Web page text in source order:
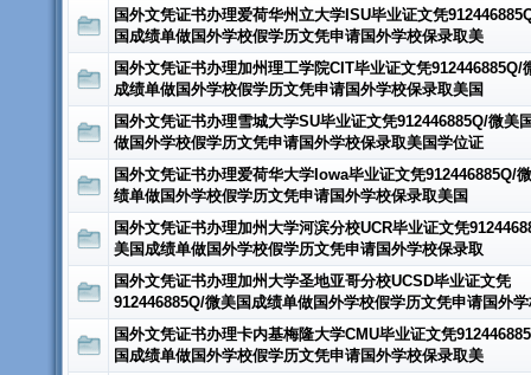
国外文凭证书办理爱荷华州立大学ISU毕业证文凭
国成绩单做国外学校假学历文凭申请国外学校保录取美
国外文凭证书办理加州理工学院CIT毕业证文凭912446885Q/
成绩单做国外学校假学历文凭申请国外学校保录取美国
国外文凭证书办理雪城大学SU毕业证文凭912446885Q/微美
做国外学校假学历文凭申请国外学校保录取美国学位证
国外文凭证书办理爱荷华大学Iowa毕业证文凭912446885Q/
绩单做国外学校假学历文凭申请国外学校保录取美国
国外文凭证书办理加州大学河滨分校UCR毕业证文凭
美国成绩单做国外学校假学历文凭申请国外学校保录取
国外文凭证书办理加州大学圣地亚哥分校UCSD毕业证文凭
912446885Q/微美国成绩单做国外学校假学历文凭申请国外
国外文凭证书办理卡内基梅隆大学CMU毕业证文凭
国成绩单做国外学校假学历文凭申请国外学校保录取美